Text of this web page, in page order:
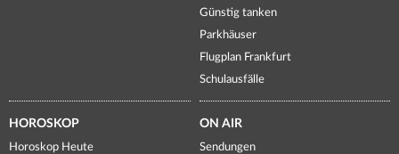
Günstig tanken
Parkhäuser
Flugplan Frankfurt
Schulausfälle
HOROSKOP
Horoskop Heute
ON AIR
Sendungen